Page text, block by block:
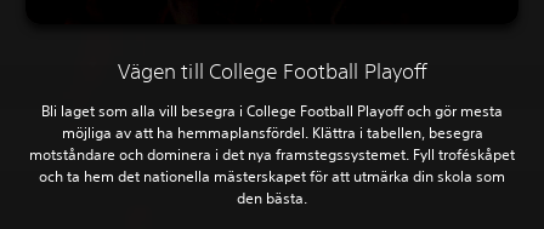
Vägen till College Football Playoff
Bli laget som alla vill besegra i College Football Playoff och gör mesta
möjliga av att ha hemmaplansfördel. Klättra i tabellen, besegra
motståndare och dominera i det nya framstegssystemet. Fyll troféskåpet
och ta hem det nationella mästerskapet för att utmärka din skola som
den bästa.